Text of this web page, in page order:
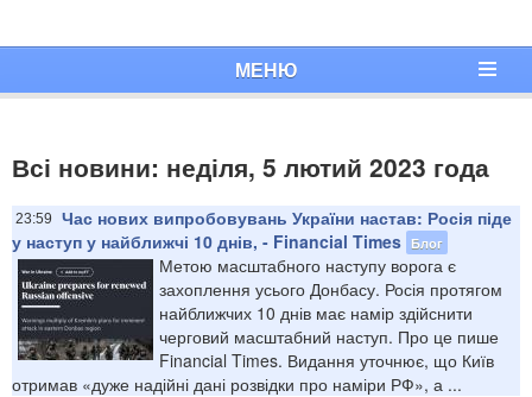
МЕНЮ
Всі новини: неділя, 5 лютий 2023 года
23:59
Час нових випробовувань України настав: Росія піде
у наступ у найближчі 10 днів, - Financial Times Блог
Метою масштабного наступу ворога є
захоплення усього Донбасу. Росія протягом
найближчих 10 днів має намір здійснити
черговий масштабний наступ. Про це пише
Financial Times. Видання уточнює, що Київ
отримав «дуже надійні дані розвідки про наміри РФ», а ...